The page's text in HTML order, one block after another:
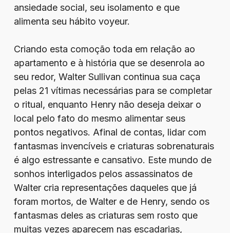
ansiedade social, seu isolamento e que
alimenta seu hábito voyeur.
Criando esta comoção toda em relação ao
apartamento e à história que se desenrola ao
seu redor, Walter Sullivan continua sua caça
pelas 21 vítimas necessárias para se completar
o ritual, enquanto Henry não deseja deixar o
local pelo fato do mesmo alimentar seus
pontos negativos. Afinal de contas, lidar com
fantasmas invencíveis e criaturas sobrenaturais
é algo estressante e cansativo. Este mundo de
sonhos interligados pelos assassinatos de
Walter cria representações daqueles que já
foram mortos, de Walter e de Henry, sendo os
fantasmas deles as criaturas sem rosto que
muitas vezes aparecem nas escadarias,